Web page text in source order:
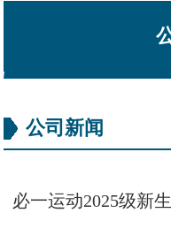
公司新闻
必一运动2025级新